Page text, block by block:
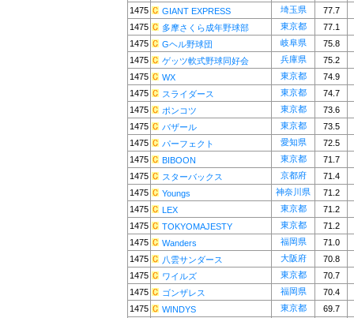
1475
GIANT EXPRESS 埼玉県
77.7
1475
多摩さくら成年野球部 東京都
77.1
1475
Gヘル野球団 岐阜県
75.8
1475
ゲッツ軟式野球同好会 兵庫県
75.2
1475
WX 東京都
74.9
1475
スライダース 東京都
74.7
1475
ポンコツ 東京都
73.6
1475
バザール 東京都
73.5
1475
パーフェクト 愛知県
72.5
1475
BIBOON 東京都
71.7
1475
スターバックス 京都府
71.4
1475
Youngs 神奈川県
71.2
1475
LEX 東京都
71.2
1475
TOKYOMAJESTY 東京都
71.2
1475
Wanders 福岡県
71.0
1475
八雲サンダース 大阪府
70.8
1475
ワイルズ 東京都
70.7
1475
ゴンザレス 福岡県
70.4
1475
WINDYS 東京都 69.7